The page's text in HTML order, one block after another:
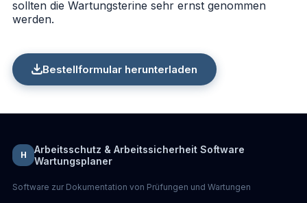
sollten die Wartungsterine sehr ernst genommen
werden.
Bestellformular herunterladen
H
Arbeitsschutz & Arbeitssicherheit Software
Wartungsplaner
Software zur Dokumentation von Prüfungen und Wartungen